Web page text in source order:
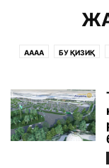
AAAA БУ ҚИЗИҚ
ЎЗБЕКИСТОН